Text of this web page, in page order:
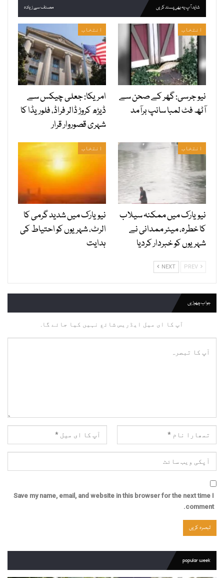
شاید آپ یہ بھی پسند کریں مصنف سے زیادہ
انتخاب
نیو جرسی: گھر کے صحن سے
آٹھ فٹ لمبا سانپ برآمد
انتخاب
امریکا: جعلی چیکس سے
ڈیڑھ کروڑ ڈالر فراڈ، فلوریڈا کا
شہری قصوروار قرار
انتخاب
نیویارک میں ممکنہ سیلاب
کا خطرہ، میئر ممدانی نے
شہریوں کو خبردار کردیا
انتخاب
نیویارک میں شدید گرمی کا
الرٹ، شہریوں کو احتیاط کی
ہدایت
NEXT
جواب چھوڑیں
آپ کا ای میل ایڈریس شائع نہیں کیا جائے گا.
Save my name, email, and website in this browser for the next time I
comment.
popular week